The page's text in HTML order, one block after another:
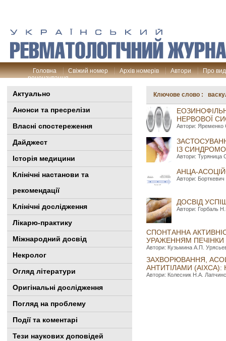
Головна Свіжий номер Архів номерів Автори
Про
рецензування
Актуально
Анонси та пресрелізи
Власні спостереження
Дайджест
Історія медицини
Клінiчні настанови та
рекомендації
Клінічні дослідження
Лікарю-практику
Міжнародний досвід
Некролог
Огляд літератури
Оригінальні дослідження
Погляд на проблему
Події та коментарі
Тези наукових доповідей
Ключове слово :
НЕРВОВОЇ
Автори: Яременко
ІЗ
Автори: Туряница
АНЦА-
Автори:
ДОСВІД
Автори: Горбаль
СПОНТАННА
УРАЖЕННЯМ ПЕЧІНКИ
Автори: Кузьмина А.П.
ЗАХВОРЮВАННЯ,
АНТИТІЛАМИ (АІХСА):
Автори: Колесник Н.А.